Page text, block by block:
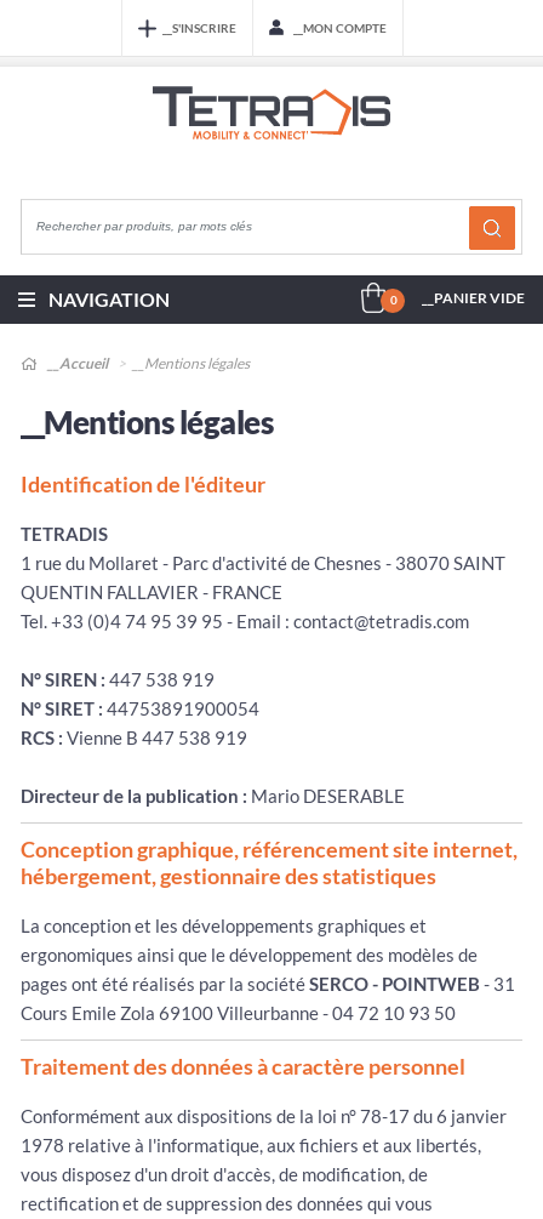
__S'INSCRIRE __MON COMPTE
NAVIGATION 0 __PANIER VIDE
__Accueil __Mentions légales
__Mentions légales
Identification de l'éditeur
TETRADIS
1 rue du Mollaret - Parc d'activité de Chesnes - 38070 SAINT
QUENTIN FALLAVIER - FRANCE
Tel. +33 (0)4 74 95 39 95 - Email : contact@tetradis.com
N° SIREN : 447 538 919
N° SIRET : 44753891900054
RCS : Vienne B 447 538 919
Directeur de la publication : Mario DESERABLE
Conception graphique, référencement site internet,
hébergement, gestionnaire des statistiques
La conception et les développements graphiques et
ergonomiques ainsi que le développement des modèles de
pages ont été réalisés par la sociétéSERCO - POINTWEB- 31
Cours Emile Zola 69100 Villeurbanne - 04 72 10 93 50
Traitement des données à caractère personnel
Conformément aux dispositions de la loi n° 78-17 du 6 janvier
1978 relative à l'informatique, aux fichiers et aux libertés,
vous disposez d'un droit d'accès, de modification, de
rectification et de suppression des données qui vous